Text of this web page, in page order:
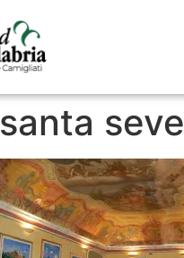
santa